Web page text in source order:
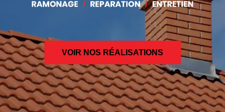
VOIR NOS RÉALISATIONS